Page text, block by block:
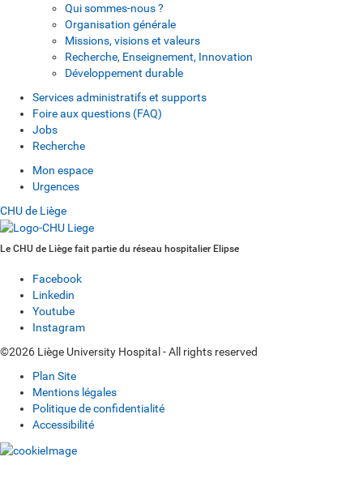
Qui sommes-nous ?
Organisation générale
Missions, visions et valeurs
Recherche, Enseignement, Innovation
Développement durable
Services administratifs et supports
Foire aux questions (FAQ)
Jobs
Recherche
Mon espace
Urgences
CHU de Liège
Le CHU de Liège fait partie du réseau hospitalier Elipse
Facebook
Linkedin
Youtube
Instagram
©2026 Liège University Hospital - All rights reserved
Plan Site
Mentions légales
Politique de confidentialité
Accessibilité